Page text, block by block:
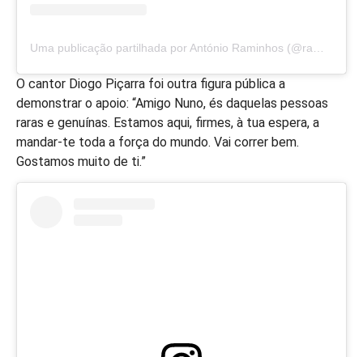
O cantor Diogo Piçarra foi outra figura pública a
demonstrar o apoio: “Amigo Nuno, és daquelas pessoas
raras e genuínas. Estamos aqui, firmes, à tua espera, a
mandar-te toda a força do mundo. Vai correr bem.
Gostamos muito de ti.”